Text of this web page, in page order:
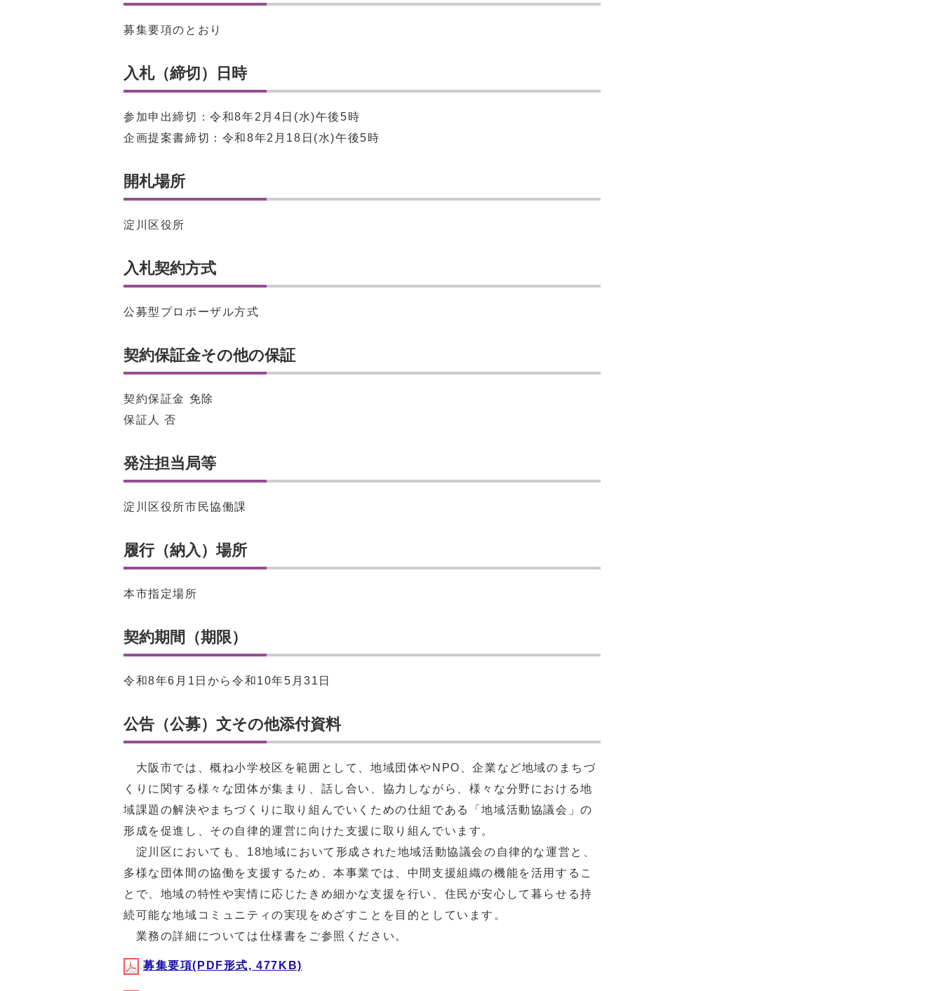
募集要項のとおり
入札（締切）日時
参加申出締切：令和8年2月4日(水)午後5時
企画提案書締切：令和8年2月18日(水)午後5時
開札場所
淀川区役所
入札契約方式
公募型プロポーザル方式
契約保証金その他の保証
契約保証金 免除
保証人 否
発注担当局等
淀川区役所市民協働課
履行（納入）場所
本市指定場所
契約期間（期限）
令和8年6月1日から令和10年5月31日
公告（公募）文その他添付資料
大阪市では、概ね小学校区を範囲として、地域団体やNPO、企業など地域のまちづ
くりに関する様々な団体が集まり、話し合い、協力しながら、様々な分野における地
域課題の解決やまちづくりに取り組んでいくための仕組である「地域活動協議会」の
形成を促進し、その自律的運営に向けた支援に取り組んでいます。
淀川区においても、18地域において形成された地域活動協議会の自律的な運営と、
多様な団体間の協働を支援するため、本事業では、中間支援組織の機能を活用するこ
とで、地域の特性や実情に応じたきめ細かな支援を行い、住民が安心して暮らせる持
続可能な地域コミュニティの実現をめざすことを目的としています。
業務の詳細については仕様書をご参照ください。
募集要項(PDF形式, 477KB)